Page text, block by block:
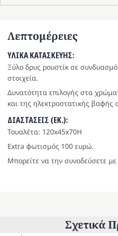
Λεπτομέρειες
ΥΛΙΚΑ ΚΑΤΑΣΚΕΥΗΣ:
Ξύλο δρυς ρουστίκ σε
στοιχεία.
Δυνατότητα επιλογής στα
και της ηλεκτροστατικής βαφής
ΔΙΑΣΤΑΣΕΙΣ (ΕΚ.):
Τουαλέτα: 120x45x70H
Extra φωτισμός 100 ευρώ.
Μπορείτε να την συνοδεύσετε
Σχετικά